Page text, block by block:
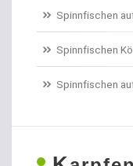
Bleisets
Blinker
Bodentaster
Boilies
Spinnfischen
Spinnfischen
Spinnfischen